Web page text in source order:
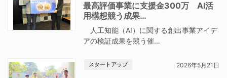
最高評価事業に支援金300万 AI活
用構想競う成果…
人工知能（AI）に関する創出事業アイデ
アの検証成果を競う催…
スタートアップ 2026年5月21日